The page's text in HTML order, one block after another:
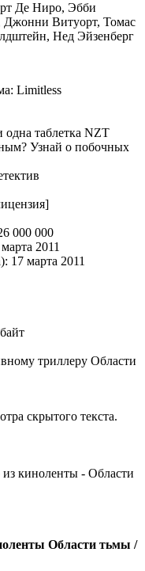
Де Ниро, Эбби
Витуорт, Томас
Нед Эйзенберг
Limitless
одна таблетка NZT
Узнай о побочных
000 000
2011
17 марта 2011
триллеру Области
скрытого текста.
киноленты - Области
Области тьмы /